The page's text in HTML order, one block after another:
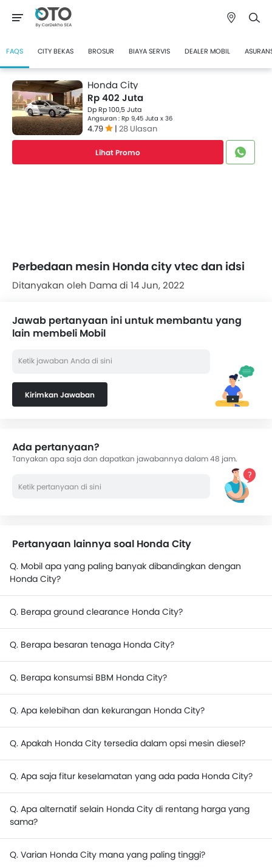
FAQS CITY BEKAS BROSUR BIAYA SERVIS DEALER MOBIL
Honda City
Rp 402 Juta
Dp Rp 100,5 Juta
Angsuran : Rp 9,45 Juta x 36
4.79 | 28 Ulasan
Lihat Promo
Perbedaan mesin Honda city vtec dan idsi
Ditanyakan oleh Dama di 14 Jun, 2022
Jawab pertanyaan ini untuk membantu yang
lain membeli Mobil
Kirimkan Jawaban
Ada pertanyaan?
Tanyakan apa saja dan dapatkan jawabannya dalam 48 jam.
Pertanyaan lainnya soal Honda City
Q. Mobil apa yang paling banyak dibandingkan dengan
Honda City?
Q. Berapa ground clearance Honda City?
Q. Berapa besaran tenaga Honda City?
Q. Berapa konsumsi BBM Honda City?
Q. Apa kelebihan dan kekurangan Honda City?
Q. Apakah Honda City tersedia dalam opsi mesin diesel?
Q. Apa saja fitur keselamatan yang ada pada Honda City?
Q. Apa alternatif selain Honda City di rentang harga yang
sama?
Q. Varian Honda City mana yang paling tinggi?